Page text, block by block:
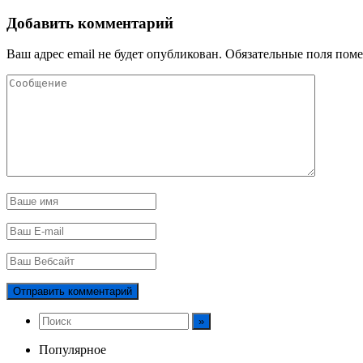
Добавить комментарий
Ваш адрес email не будет опубликован. Обязательные поля
Популярное